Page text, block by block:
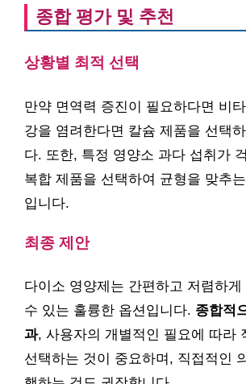
종합 평가 및 추천
상황별 최적 선택
만약 면역력 증진이 필요하다면 비
강을 염려한다면 칼슘 제품을 선택
다. 또한, 특정 영양소 과다 섭취가
복합 제품을 선택하여 균형을 맞추
입니다.
최종 제안
다이소 영양제는 간편하고 저렴하
수 있는 훌륭한 옵션입니다. 종합적
과, 사용자의 개별적인 필요에 따라
선택하는 것이 중요하며, 직접적인